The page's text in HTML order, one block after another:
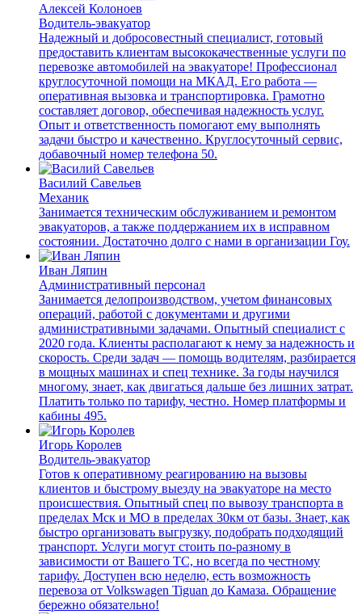
Алексей Колоноев
Водитель-эвакуатор
Надежный и добросовестный специалист, готовый
предоставить клиентам высококачественные услуги по
перевозке автомобилей на эвакуаторе! Профессионал
круглосуточной помощи на МКАД. Его работа —
оперативная вызовка и транспортировка. Грамотно
составляет договор, обеспечивая надежность услуг.
Опыт и ответственность помогают ему выполнять
задачи быстро и качественно. Круглосуточный сервис,
добавочный номер телефона 50.
Василий Савельев
Механик
Занимается техническим обслуживанием и ремонтом
эвакуаторов, а также поддержанием их в исправном
состоянии. Достаточно долго с нами в организации Гоу.
Иван Ляпин
Административный персонал
Занимается делопроизводством, учетом финансовых
операций, работой с документами и другими
административными задачами. Опытный специалист с
2020 года. Клиенты располагают к нему за надежность и
скорость. Среди задач — помощь водителям, разбирается
в мощных машинах и спец технике. За годы научился
многому, знает, как двигаться дальше без лишних затрат.
Платить только по тарифу, честно. Номер платформы и
кабины 495.
Игорь Королев
Водитель-эвакуатор
Готов к оперативному реагированию на вызовы
клиентов и быстрому выезду на эвакуаторе на место
происшествия. Опытный спец по вывозу транспорта в
пределах Мск и МО в пределах 30км от базы. Знает, как
быстро организовать выгрузку, подобрать подходящий
транспорт. Услуги могут стоить по-разному в
зависимости от Вашего ТС, но всегда по честному
тарифу. Доступен всю неделю, есть возможность
перевоза от Volkswagen Tiguan до Камаза. Обращение
бережно обязательно!